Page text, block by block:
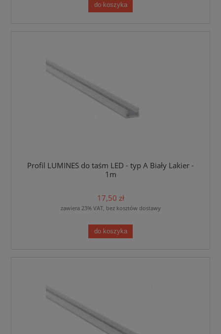
do koszyka
Profil LUMINES do taśm LED - typ A Biały Lakier -
1m
17,50 zł
zawiera 23% VAT, bez kosztów dostawy
do koszyka